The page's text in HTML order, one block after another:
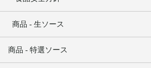
商品 - 生ソース
商品 - 特選ソース